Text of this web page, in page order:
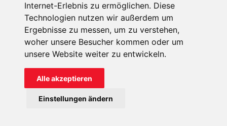
Internet-Erlebnis zu ermöglichen. Diese
Technologien nutzen wir außerdem um
Ergebnisse zu messen, um zu verstehen,
woher unsere Besucher kommen oder um
unsere Website weiter zu entwickeln.
Alle akzeptieren
Einstellungen ändern
KIN weltweit
Impressum Datenschutz